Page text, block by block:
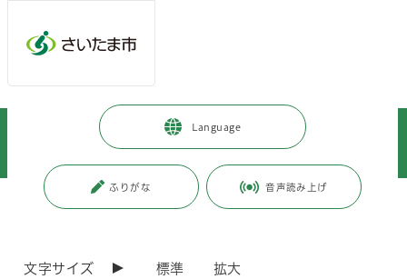
Language
ふりがな 音声読み上げ
文字サイズ 標準 拡大
市政情報 政策・財政 > 市政について
新庁舎整備及び現庁舎地利活用の検討
周知・説明の取組
更新日付：2024年4月1日 / ページ番号：C086157
す！